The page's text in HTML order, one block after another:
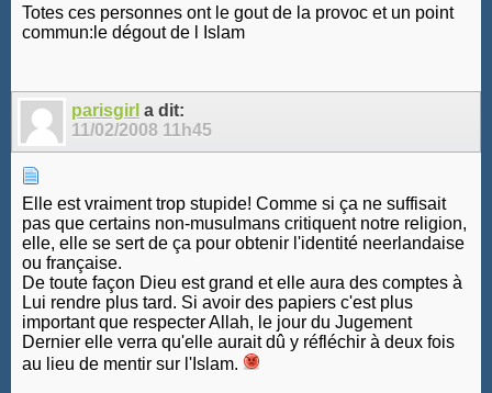
Totes ces personnes ont le gout de la provoc et un point
commun:le dégout de l Islam
parisgirl a dit:
11/02/2008 11h45
Elle est vraiment trop stupide! Comme si ça ne suffisait
pas que certains non-musulmans critiquent notre religion,
elle, elle se sert de ça pour obtenir l'identité neerlandaise
ou française.
De toute façon Dieu est grand et elle aura des comptes à
Lui rendre plus tard. Si avoir des papiers c'est plus
important que respecter Allah, le jour du Jugement
Dernier elle verra qu'elle aurait dû y réfléchir à deux fois
au lieu de mentir sur l'Islam.